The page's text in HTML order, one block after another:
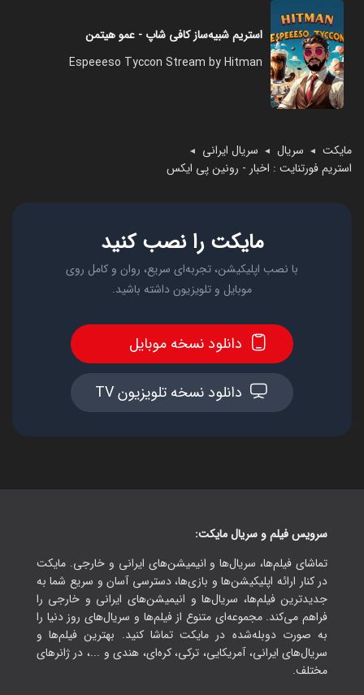
استریم شبیه‌ساز کافی شاپ - عمو هیتمن
Espeeeso Tyccon Stream by Hitman
مایکت ◄ سریال ◄ سریال ایرانی ◄
استریم فورتنایت : اخبار - رونین پی ایکس
مایکت را نصب کنید
با نصب اپلیکیشن، تجربه‌ای سریع، روان و کامل روی
موبایل و تلویزیون داشته باشید.
دانلود نسخه موبایل
دانلود نسخه تلویزیون TV
سرویس فیلم و سریال مایکت:
تماشای فیلم‌ها، سریال‌ها و انیمیشن‌های ایرانی و خارجی. مایکت
در کنار ارائه اپلیکیشن‌ها و بازی‌ها، دسترسی آسان و سریع شما به
جدیدترین فیلم‌ها، سریال‌ها و انیمیشن‌های ایرانی و خارجی را
فراهم می‌کند. مجموعه‌ای متنوع از فیلم‌ها و سریال‌های روز دنیا را
به صورت دوبله‌شده در مایکت تماشا کنید. بهترین فیلم‌ها و
سریال‌های ایرانی، آمریکایی، ترکی، کره‌ای، هندی و ...، در ژانرهای
مختلف.